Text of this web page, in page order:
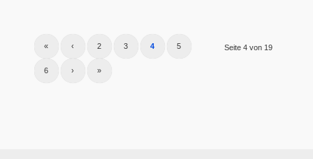
Seite 4 von 19
« ‹ 2 3 4 5
6 › »